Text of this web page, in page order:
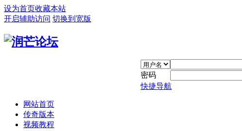
设为首页收藏本站
开启辅助访问 切换到宽版
密码
快捷导航
网站首页
传奇版本
视频教程